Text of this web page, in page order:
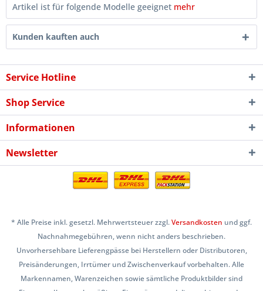
Artikel ist für folgende Modelle geeignet mehr
Kunden kauften auch
Service Hotline
Shop Service
Informationen
Newsletter
* Alle Preise inkl. gesetzl. Mehrwertsteuer zzgl.Versandkosten und ggf.
Nachnahmegebühren, wenn nicht anders beschrieben.
Unvorhersehbare Lieferengpässe bei Herstellern oder Distributoren,
Preisänderungen, Irrtümer und Zwischenverkauf vorbehalten. Alle
Markennamen, Warenzeichen sowie sämtliche Produktbilder sind